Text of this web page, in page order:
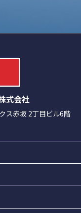
式会社
ス赤坂 2丁目ビル6階